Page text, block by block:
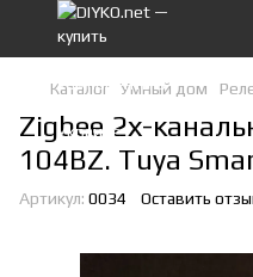
Каталог Умный дом
Zigbee 2х-
104BZ. Tuya
Артикул: 0034 Оставить